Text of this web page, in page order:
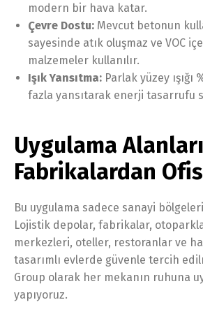
modern bir hava katar.
Çevre Dostu: Mevcut betonun
sayesinde atık oluşmaz ve VOC
malzemeler kullanılır.
Işık Yansıtma: Parlak yüzey ışığı
fazla yansıtarak enerji tasarrufu
Uygulama
Fabrikalardan
Bu uygulama sadece sanayi
Lojistik depolar, fabrikalar,
merkezleri, oteller, restoranlar ve
tasarımlı evlerde güvenle tercih
Group olarak her mekanın ruhuna
yapıyoruz.